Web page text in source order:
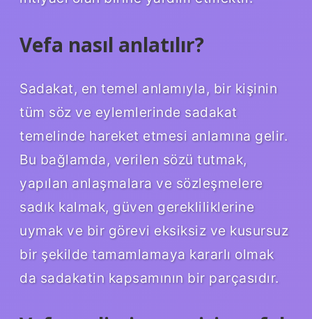
Vefa nasıl anlatılır?
Sadakat, en temel anlamıyla, bir kişinin
tüm söz ve eylemlerinde sadakat
temelinde hareket etmesi anlamına gelir.
Bu bağlamda, verilen sözü tutmak,
yapılan anlaşmalara ve sözleşmelere
sadık kalmak, güven gerekliliklerine
uymak ve bir görevi eksiksiz ve kusursuz
bir şekilde tamamlamaya kararlı olmak
da sadakatin kapsamının bir parçasıdır.